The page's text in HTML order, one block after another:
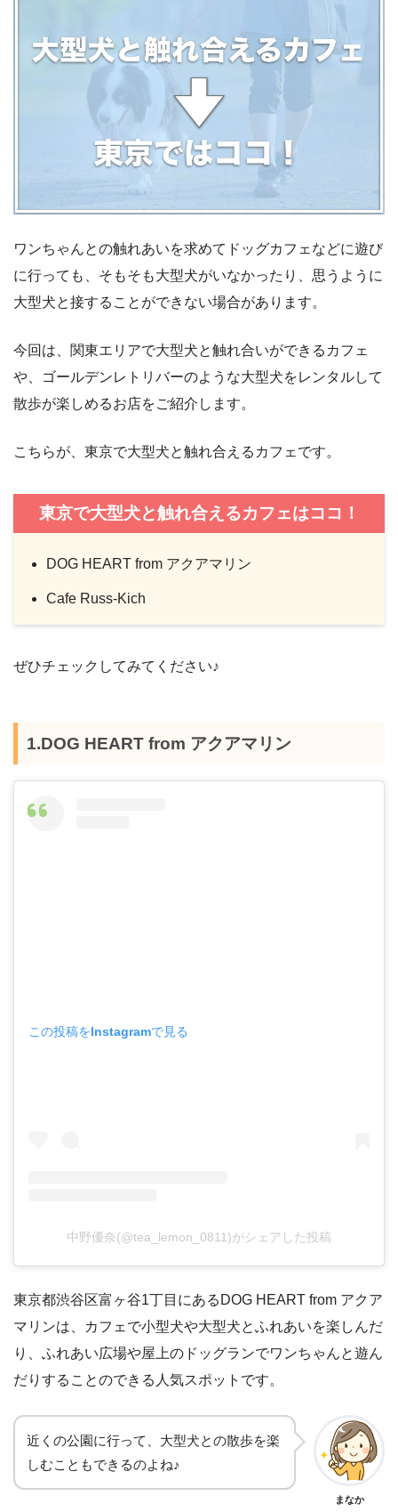
ワンちゃんとの触れあいを求めてドッグカフェなどに遊び
に行っても、そもそも大型犬がいなかったり、思うように
大型犬と接することができない場合があります。
今回は、関東エリアで大型犬と触れ合いができるカフェ
や、ゴールデンレトリバーのような大型犬をレンタルして
散歩が楽しめるお店をご紹介します。
こちらが、東京で大型犬と触れ合えるカフェです。
東京で大型犬と触れ合えるカフェはココ！
DOG HEART from アクアマリン
Cafe Russ-Kich
ぜひチェックしてみてください♪
1.DOG HEART from アクアマリン
この投稿をInstagramで見る
中野優奈(@tea_lemon_0811)がシェアした投稿
東京都渋谷区富ヶ谷1丁目にあるDOG HEART from アクア
マリンは、カフェで小型犬や大型犬とふれあいを楽しんだ
り、ふれあい広場や屋上のドッグランでワンちゃんと遊ん
だりすることのできる人気スポットです。
近くの公園に行って、大型犬との散歩を楽
しむこともできるのよね♪
まなか